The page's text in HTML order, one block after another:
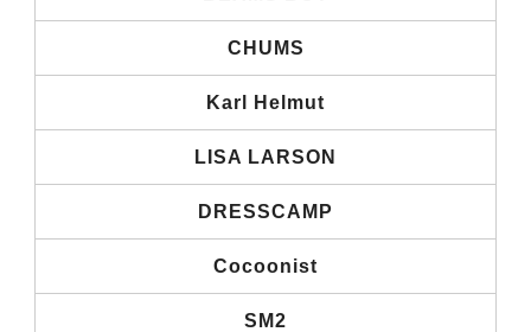
CHUMS
Karl Helmut
LISA LARSON
DRESSCAMP
Cocoonist
SM2